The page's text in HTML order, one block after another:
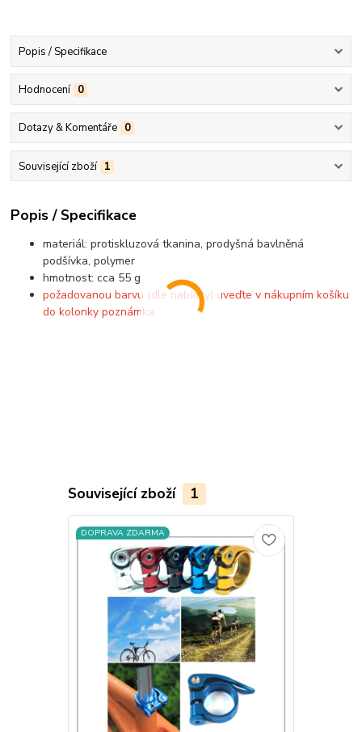
Popis / Specifikace
Hodnocení 0
Dotazy & Komentáře 0
Související zboží 1
Popis / Specifikace
materiál: protiskluzová tkanina, prodyšná bavlněná
podšívka, polymer
hmotnost: cca 55 g
požadovanou barvu (dle nabídky) uveďte v nákupním košíku
do kolonky poznámka
Související zboží 1
DOPRAVA ZDARMA